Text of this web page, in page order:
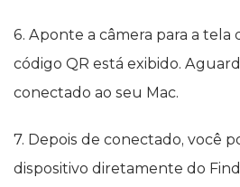
6. Aponte a câmera para a tela
código QR está exibido.
conectado ao seu Mac.
7. Depois de conectado, você
dispositivo diretamente do